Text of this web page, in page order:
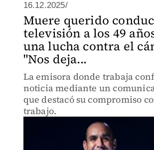
16.12.2025/
Muere querido
televisión a los 49
una lucha contra el
"Nos deja...
La emisora donde trabaja
noticia mediante un
que destacó su compromiso
trabajo.